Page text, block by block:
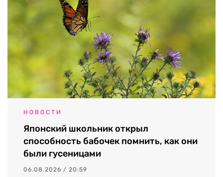
НОВОСТИ
Японский школьник открыл
способность бабочек помнить, как они
были гусеницами
06.08.2026 / 20:59